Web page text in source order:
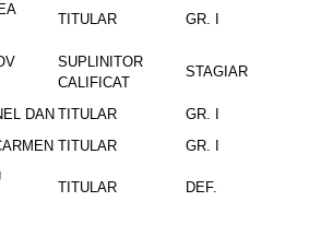
TITULAR GR. I
SUPLINITOR
CALIFICAT
STAGIAR
DAN TITULAR
GR. I
TITULAR GR. I
TITULAR DEF.